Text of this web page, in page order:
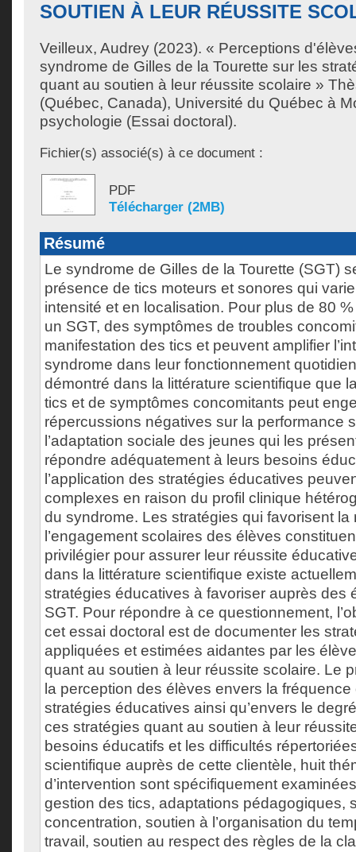
SOUTIEN À LEUR RÉUSSITE
Veilleux, Audrey (2023). « Perceptions
syndrome de Gilles de la Tourette sur les
quant au soutien à leur réussite scolaire »
(Québec, Canada), Université du Québec à
psychologie (Essai doctoral).
Fichier(s) associé(s) à ce document :
PDF
Télécharger (2MB)
Résumé
Le syndrome de Gilles de la Tourette (SGT)
présence de tics moteurs et sonores qui
intensité et en localisation. Pour plus de 80
un SGT, des symptômes de troubles
manifestation des tics et peuvent amplifier
syndrome dans leur fonctionnement
démontré dans la littérature scientifique que
tics et de symptômes concomitants peut
répercussions négatives sur la performance
l’adaptation sociale des jeunes qui les
répondre adéquatement à leurs besoins
l’application des stratégies éducatives
complexes en raison du profil clinique
du syndrome. Les stratégies qui favorisent la
l’engagement scolaires des élèves
privilégier pour assurer leur réussite
dans la littérature scientifique existe
stratégies éducatives à favoriser auprès des
SGT. Pour répondre à ce questionnement,
cet essai doctoral est de documenter les
appliquées et estimées aidantes par les
quant au soutien à leur réussite scolaire. Le
la perception des élèves envers la fréquence
stratégies éducatives ainsi qu’envers le
ces stratégies quant au soutien à leur
besoins éducatifs et les difficultés
scientifique auprès de cette clientèle, huit
d’intervention sont spécifiquement
gestion des tics, adaptations pédagogiques,
concentration, soutien à l’organisation du
travail, soutien au respect des règles de la